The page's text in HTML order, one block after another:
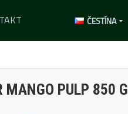
ČESTÍNA
MANGO PULP 850 G